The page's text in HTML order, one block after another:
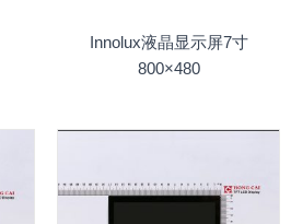
Innolux液晶显示屏7寸
800×480